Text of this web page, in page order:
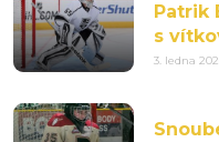
Patrik
s
3. ledna